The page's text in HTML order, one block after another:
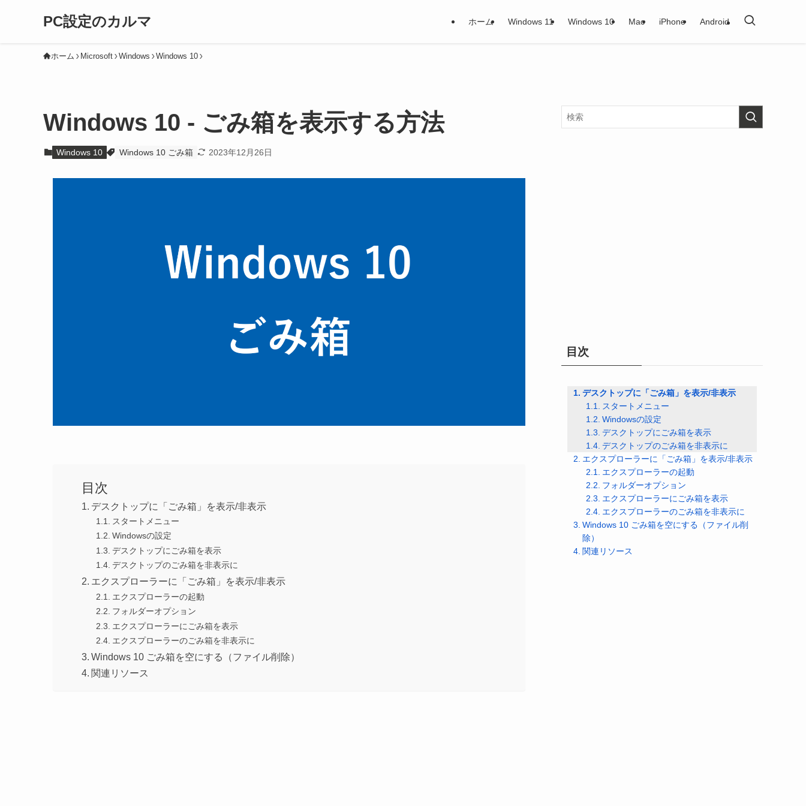
PC設定のカルマ ホーム Windows 11 Windows 10 Mac iPhone Android
ホーム Microsoft Windows Windows 10
Windows 10 - ごみ箱を表示する方法
Windows 10 Windows 10 ごみ箱 2023年12月26日
目次
デスクトップに「ごみ箱」を表示/非表示
スタートメニュー
Windowsの設定
デスクトップにごみ箱を表示
デスクトップのごみ箱を非表示に
エクスプローラーに「ごみ箱」を表示/非表示
エクスプローラーの起動
フォルダーオプション
エクスプローラーにごみ箱を表示
エクスプローラーのごみ箱を非表示に
Windows 10 ごみ箱を空にする（ファイル削除）
関連リソース
目次
デスクトップに「ごみ箱」を表示/非表示
スタートメニュー
Windowsの設定
デスクトップにごみ箱を表示
デスクトップのごみ箱を非表示に
エクスプローラーに「ごみ箱」を表示/非表示
エクスプローラーの起動
フォルダーオプション
エクスプローラーにごみ箱を表示
エクスプローラーのごみ箱を非表示に
Windows 10 ごみ箱を空にする（ファイル削
除）
関連リソース